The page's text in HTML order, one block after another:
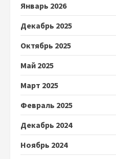
Январь 2026
Декабрь 2025
Октябрь 2025
Май 2025
Март 2025
Февраль 2025
Декабрь 2024
Ноябрь 2024